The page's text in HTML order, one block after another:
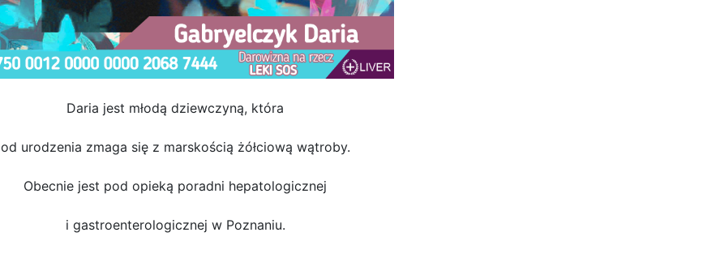
Daria jest młodą dziewczyną, która
od urodzenia zmaga się z marskością żółciową wątroby.
Obecnie jest pod opieką poradni hepatologicznej
i gastroenterologicznej w Poznaniu.